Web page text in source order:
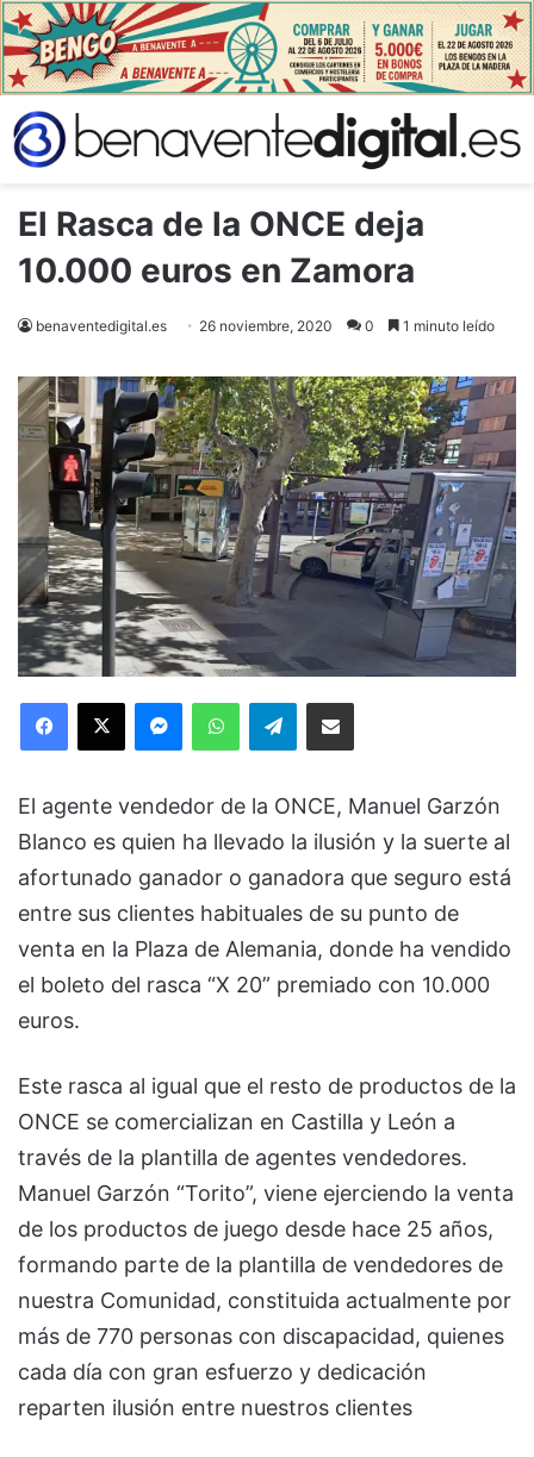
El Rasca de la ONCE deja
10.000 euros en Zamora
benaventedigital.es 26 noviembre, 2020 0 1 minuto leído
Facebook
X MessengerWhatsAppTelegramCompartir via Email
El agente vendedor de la ONCE, Manuel Garzón
Blanco es quien ha llevado la ilusión y la suerte al
afortunado ganador o ganadora que seguro está
entre sus clientes habituales de su punto de
venta en la Plaza de Alemania, donde ha vendido
el boleto del rasca “X 20” premiado con 10.000
euros.
Este rasca al igual que el resto de productos de la
ONCE se comercializan en Castilla y León a
través de la plantilla de agentes vendedores.
Manuel Garzón “Torito”, viene ejerciendo la venta
de los productos de juego desde hace 25 años,
formando parte de la plantilla de vendedores de
nuestra Comunidad, constituida actualmente por
más de 770 personas con discapacidad, quienes
cada día con gran esfuerzo y dedicación
reparten ilusión entre nuestros clientes